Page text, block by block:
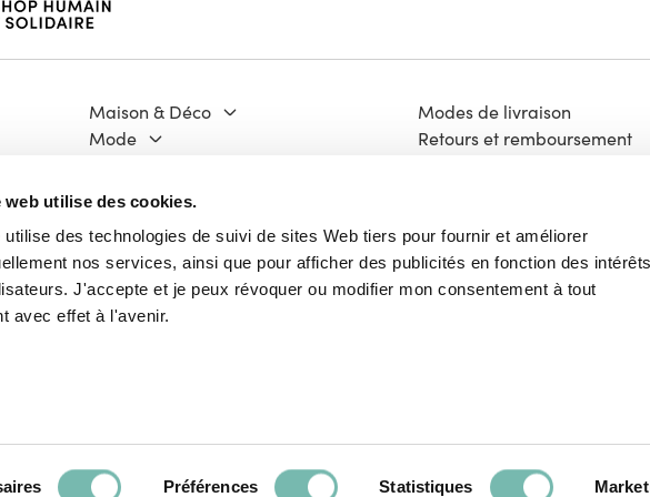
web utilise des cookies.
utilise des technologies de suivi de sites Web tiers pour fournir et améliorer
nos services, ainsi que pour afficher des publicités en fonction des intérêts
J'accepte et je peux révoquer ou modifier mon consentement à tout
avec effet à l'avenir.
Préférences Statistiques
Maison & Déco
Mode
Bricolage & Matériaux
Vélos
High-Tech
Pépites
Modes de livraison
Retours et remboursement
Mentions légales
Vie Privée
Charte Cookies
2026